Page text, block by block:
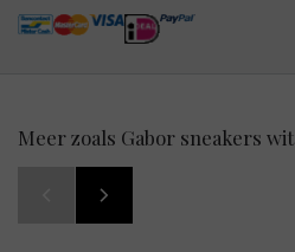
Meer zoals Gabor sneakers wit